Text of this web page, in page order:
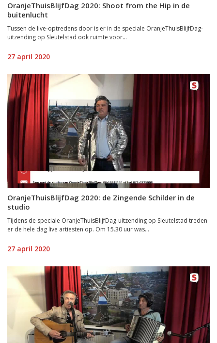
OranjeThuisBlijfDag 2020: Shoot from the Hip in de
buitenlucht
Tussen de live-optredens door is er in de speciale OranjeThuisBlijfDag-
uitzending op Sleutelstad ook ruimte voor...
27 april 2020
OranjeThuisBlijfDag 2020: de Zingende Schilder in de
studio
Tijdens de speciale OranjeThuisBlijfDag-uitzending op Sleutelstad treden
er de hele dag live artiesten op. Om 15.30 uur was...
27 april 2020